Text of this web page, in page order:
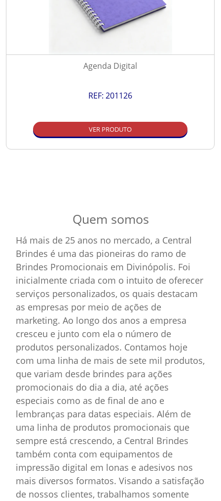
Agenda Digital
REF: 201126
VER PRODUTO
Quem somos
Há mais de 25 anos no mercado, a Central
Brindes é uma das pioneiras do ramo de
Brindes Promocionais em Divinópolis. Foi
inicialmente criada com o intuito de oferecer
serviços personalizados, os quais destacam
as empresas por meio de ações de
marketing. Ao longo dos anos a empresa
cresceu e junto com ela o número de
produtos personalizados. Contamos hoje
com uma linha de mais de sete mil produtos,
que variam desde brindes para ações
promocionais do dia a dia, até ações
especiais como as de final de ano e
lembranças para datas especiais. Além de
uma linha de produtos promocionais que
sempre está crescendo, a Central Brindes
também conta com equipamentos de
impressão digital em lonas e adesivos nos
mais diversos formatos. Visando a satisfação
de nossos clientes, trabalhamos somente